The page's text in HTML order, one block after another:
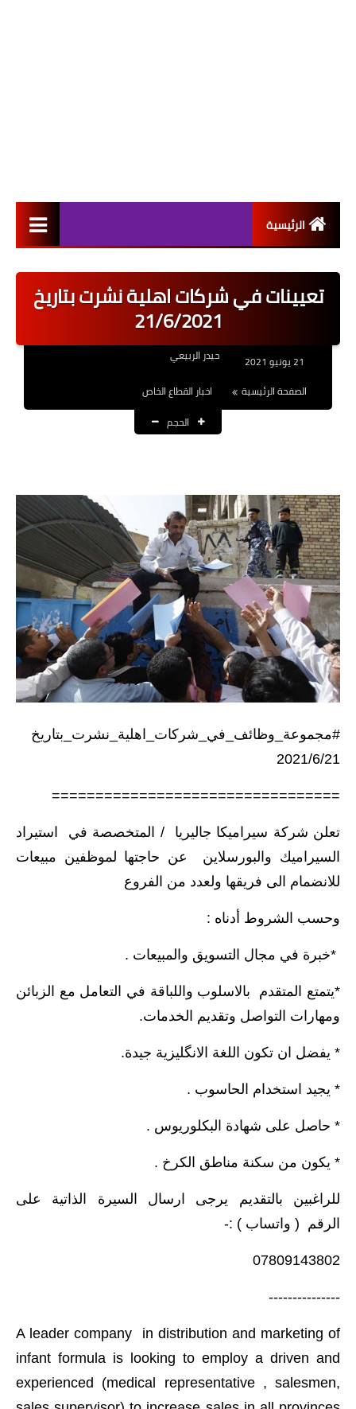
الرئيسية
اخبار القطاع العام
العقود والاجور اليومية
القروض والسلف
المنح المالية
قطع الاراضي
اخبار العراق
الاخبار السياسية
الاخبار الامنية
الاخبار الاقتصادية
اخبار وقرارات وزارة التربية
نتائج الامتحانات
المرحلة المتوسطة
المرحلة الاعدادية
كتب مدرسية
المرحلة الابتدائية
المرحلة المتوسطة
تعيينات في شركات اهلية نشرت بتاريخ
21/6/2021
حيدر الربيعي
الصفحة الرئيسية
اخبار القطاع الخاص
الحجم
#مجموعة_وظائف_في_شركات_اهلية_نشرت_بتاريخ
2021/6/21
=================================
تعلن شركة سيراميكا جاليريا / المتخصصة في استيراد
السيراميك والبورسلاين عن حاجتها لموظفين مبيعات
للانضمام الى فريقها ولعدد من الفروع
وحسب الشروط أدناه :
*خبرة في مجال التسويق والمبيعات .
*يتمتع المتقدم بالاسلوب واللباقة في التعامل مع الزبائن
ومهارات التواصل وتقديم الخدمات.
* يفضل ان تكون اللغة الانگليزية جيدة.
* يجيد استخدام الحاسوب .
* حاصل على شهادة البكلوريوس .
* يكون من سكنة مناطق الكرخ .
للراغبين بالتقديم يرجى ارسال السيرة الذاتية على
الرقم ( واتساب ) :-
07809143802
---------------
A leader company in distribution and marketing of
infant formula is looking to employ a driven and
experienced (medical representative , salesmen,